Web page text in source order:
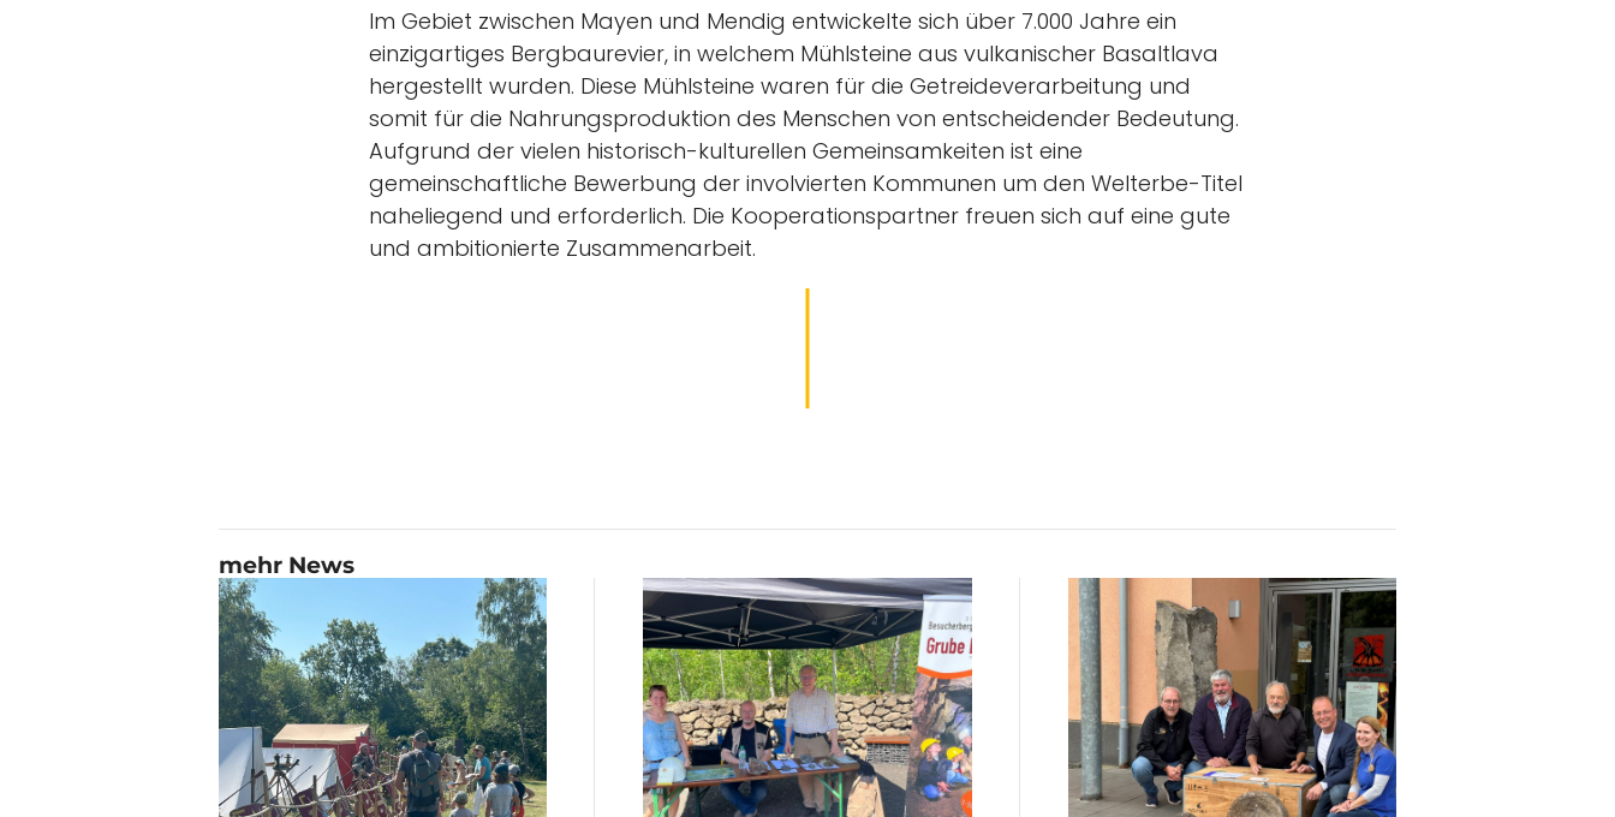
Im Gebiet zwischen Mayen und Mendig entwickelte sich über 7.000 Jahre ein
einzigartiges Bergbaurevier, in welchem Mühlsteine aus vulkanischer Basaltlava
hergestellt wurden. Diese Mühlsteine waren für die Getreideverarbeitung und
somit für die Nahrungsproduktion des Menschen von entscheidender Bedeutung.
Aufgrund der vielen historisch-kulturellen Gemeinsamkeiten ist eine
gemeinschaftliche Bewerbung der involvierten Kommunen um den Welterbe-Titel
naheliegend und erforderlich. Die Kooperationspartner freuen sich auf eine gute
und ambitionierte Zusammenarbeit.
mehr News